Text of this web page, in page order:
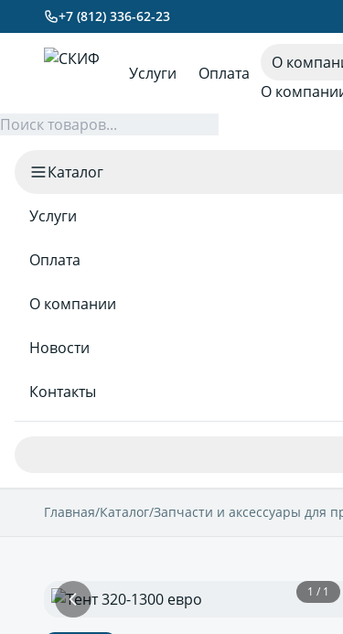
+7 (812) 336-62-23
Услуги Оплата
О
О
Каталог
Услуги
Оплата
О компании
Новости
Контакты
Главная/Каталог/Запчасти и аксессуары для
1 / 1